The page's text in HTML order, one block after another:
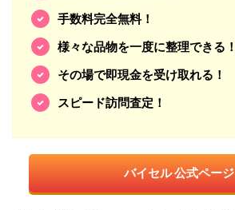
手数料完全無料！
様々な品物を一度に整理できる！
その場で即現金を受け取れる！
スピード訪問査定！
バイセル 公式ページ